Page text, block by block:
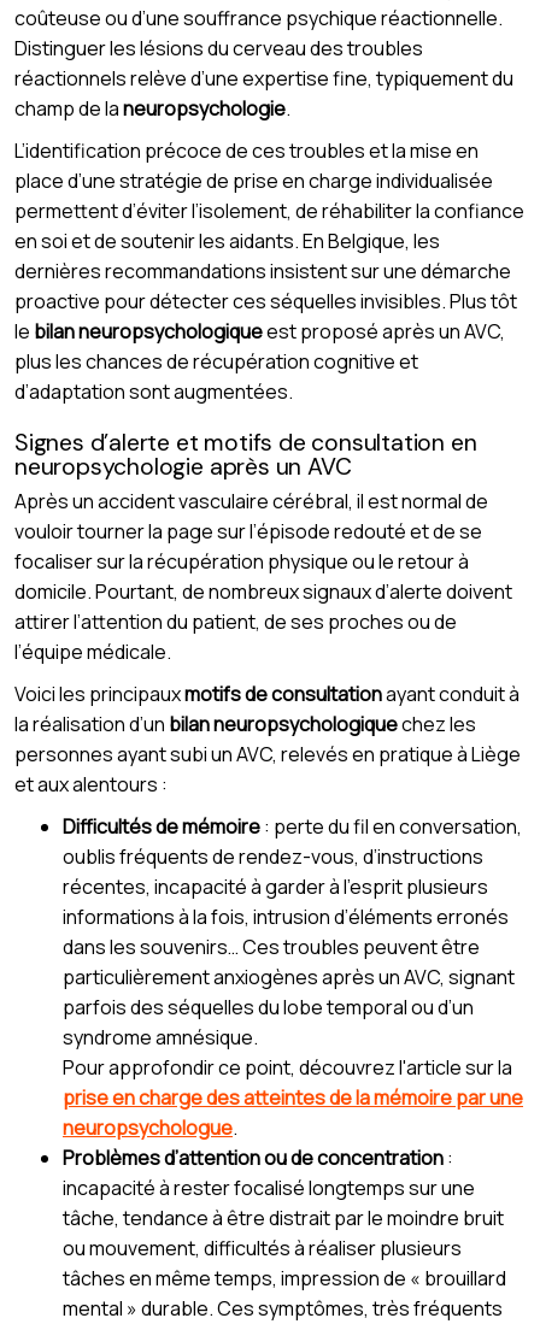
coûteuse ou d’une souffrance psychique réactionnelle.
Distinguer les lésions du cerveau des troubles
réactionnels relève d’une expertise fine, typiquement du
champ de laneuropsychologie.
L’identification précoce de ces troubles et la mise en
place d’une stratégie de prise en charge individualisée
permettent d’éviter l’isolement, de réhabiliter la confiance
en soi et de soutenir les aidants. En Belgique, les
dernières recommandations insistent sur une démarche
proactive pour détecter ces séquelles invisibles. Plus tôt
le bilan neuropsychologiqueest proposé après un AVC,
plus les chances de récupération cognitive et
d’adaptation sont augmentées.
Signes d’alerte et motifs de consultation en
neuropsychologie après un AVC
Après un accident vasculaire cérébral, il est normal de
vouloir tourner la page sur l’épisode redouté et de se
focaliser sur la récupération physique ou le retour à
domicile. Pourtant, de nombreux signaux d’alerte doivent
attirer l’attention du patient, de ses proches ou de
l’équipe médicale.
Voici les principauxmotifs de consultationayant conduit à
la réalisation d’un bilan neuropsychologiquechez les
personnes ayant subi un AVC, relevés en pratique à Liège
et aux alentours :
Difficultés de mémoire: perte du fil en conversation,
oublis fréquents de rendez-vous, d’instructions
récentes, incapacité à garder à l’esprit plusieurs
informations à la fois, intrusion d’éléments erronés
dans les souvenirs… Ces troubles peuvent être
particulièrement anxiogènes après un AVC, signant
parfois des séquelles du lobe temporal ou d’un
syndrome amnésique.
Pour approfondir ce point, découvrez l'article sur la
prise en charge des atteintes de la mémoire par une
neuropsychologue.
Problèmes d’attention ou de concentration:
incapacité à rester focalisé longtemps sur une
tâche, tendance à être distrait par le moindre bruit
ou mouvement, difficultés à réaliser plusieurs
tâches en même temps, impression de « brouillard
mental » durable. Ces symptômes, très fréquents